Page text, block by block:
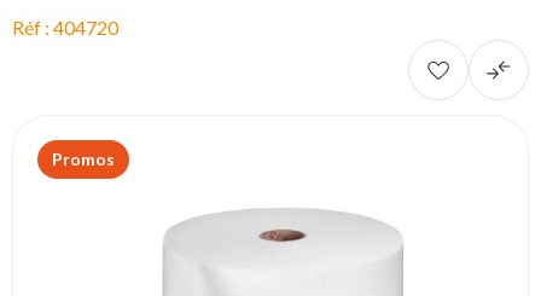
Réf : 404720
Promos